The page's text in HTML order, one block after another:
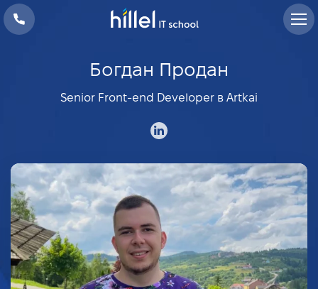
Богдан Продан
Senior Front-end Developer в Artkai